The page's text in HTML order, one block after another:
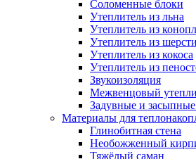
Соломенные блоки
Утеплитель из льна
Утеплитель из
Утеплитель из шерсти
Утеплитель из кокоса
Утеплитель из
Звукоизоляция
Межвенцовый
Задувные и
Материалы для
Глинобитная стена
Необожженный
Тяжёлый саман